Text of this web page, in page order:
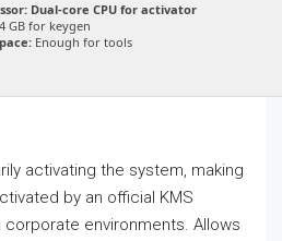
Dual-core CPU for activator
4 GB for keygen
Enough for tools
activating the system, making
by an official KMS
corporate environments. Allows